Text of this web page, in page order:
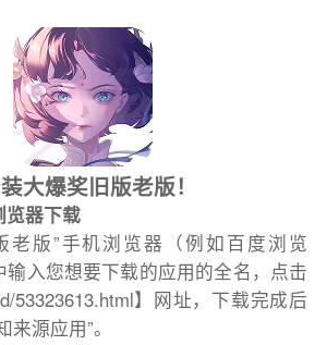
大爆奖旧版老版！
器下载
老版”手机浏览器（例如百度浏览
入您想要下载的应用的全名，点击
53323613.html】网址，下载完成后
源应用”。